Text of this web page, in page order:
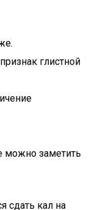
глистной
можно заметить
сдать кал на